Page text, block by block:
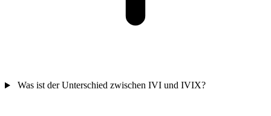
Was ist der Unterschied zwischen IVI und IVIX?